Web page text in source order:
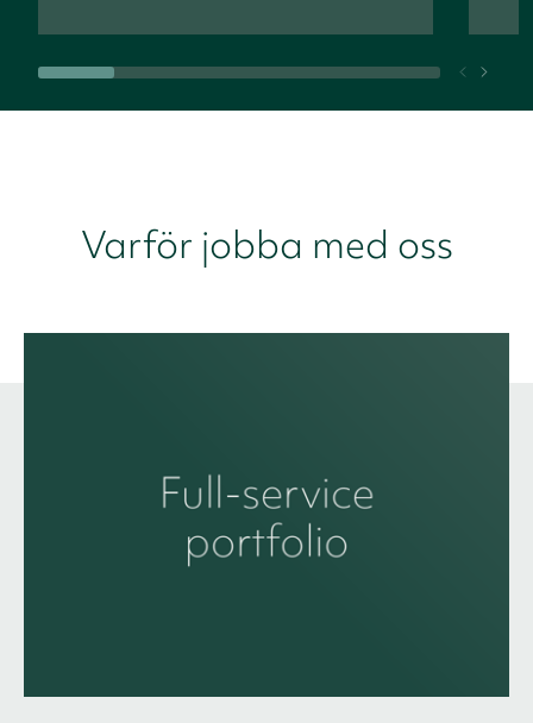
Varför jobba med oss